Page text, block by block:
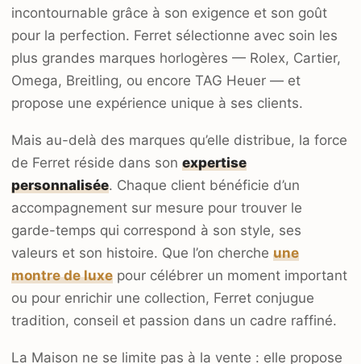
incontournable grâce à son exigence et son goût
pour la perfection. Ferret sélectionne avec soin les
plus grandes marques horlogères — Rolex, Cartier,
Omega, Breitling, ou encore TAG Heuer — et
propose une expérience unique à ses clients.
Mais au-delà des marques qu’elle distribue, la force
de Ferret réside dans son expertise
personnalisée. Chaque client bénéficie d’un
accompagnement sur mesure pour trouver le
garde-temps qui correspond à son style, ses
valeurs et son histoire. Que l’on cherche une
montre de luxe pour célébrer un moment important
ou pour enrichir une collection, Ferret conjugue
tradition, conseil et passion dans un cadre raffiné.
La Maison ne se limite pas à la vente : elle propose